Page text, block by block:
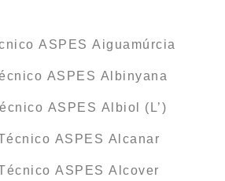
ASPES Aiguamúrcia
ASPES Albinyana
ASPES Albiol (L’)
ASPES Alcanar
ASPES Alcover